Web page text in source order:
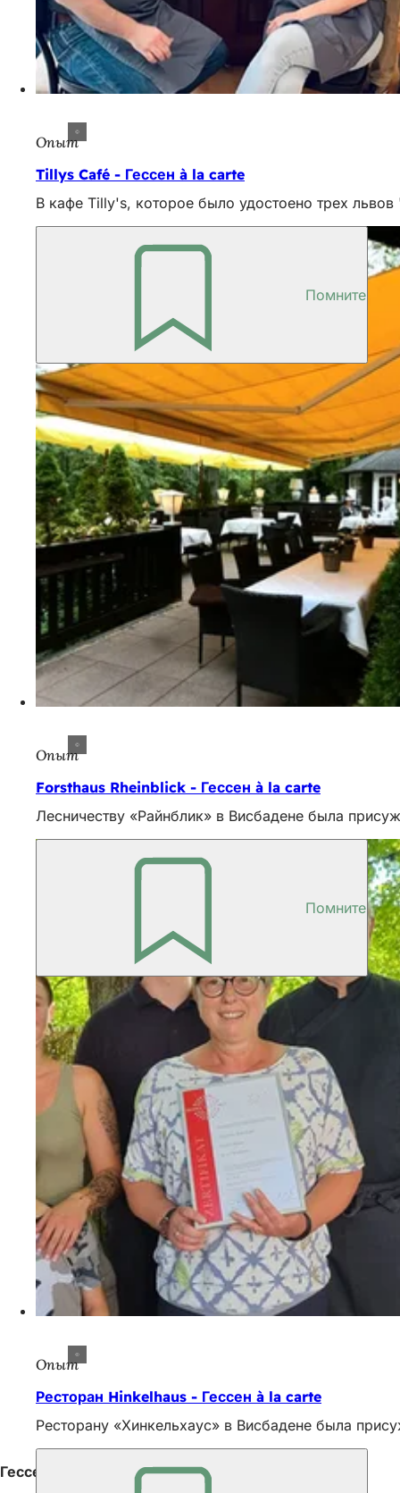
Опыт
Tillys Café - Гессен à la carte
В кафе Tilly's, которое было удостоено трех
Помните
Опыт
Forsthaus Rheinblick - Гессен à la carte
Лесничеству «Райнблик» в Висбадене была
Помните
Опыт
Ресторан Hinkelhaus - Гессен à la carte
Ресторану «Хинкельхаус» в Висбадене была
Гессен à la carte - Рейнгау